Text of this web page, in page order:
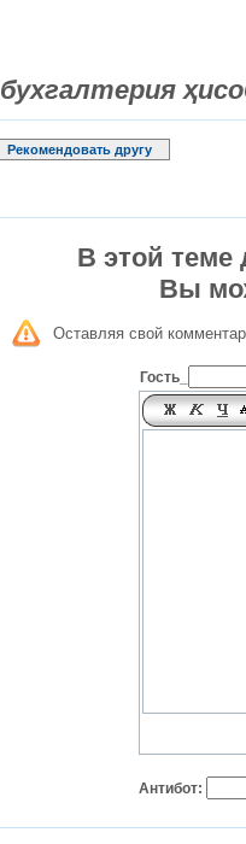
бухгалтерия
Рекомендовать другу
В этой теме
Вы
Оставляя свой
Гость_
Антибот: